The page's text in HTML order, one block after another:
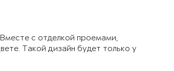
с отделкой проемами,
Такой дизайн будет только у